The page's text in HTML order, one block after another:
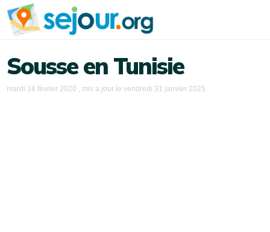
Sousse en Tunisie
mardi 18 février 2020 , mis a jour levendredi 31 janvier 2025